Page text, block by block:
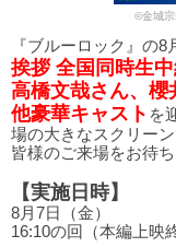
©金城
『ブルーロック』の8
挨拶 全国同時生
高橋文哉さん、櫻
他豪華キャスト を
場の大きなスクリー
皆様のご来場をお待ち
【実施日時】
8月7日（金）
16:10の回（本編上映